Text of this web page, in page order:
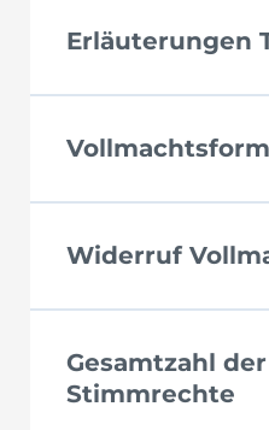
Erläuterungen
Widerruf
Gesamtzahl
Stimmrechte